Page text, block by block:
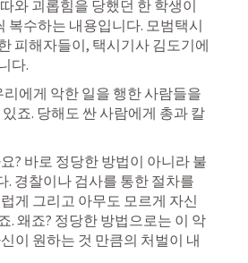
와 괴롭힘을 당했던 한 학생이
복수하는 내용입니다. 모범택시
피해자들이, 택시기사 김도기에
다.
리에게 악한 일을 행한 사람들을
죠. 당해도 싼 사람에게 총과 칼
? 바로 정당한 방법이 아니라 불
. 경찰이나 검사를 통한 절차를
게 그리고 아무도 모르게 자신
. 왜죠? 정당한 방법으로는 이 악
이 원하는 것 만큼의 처벌이 내